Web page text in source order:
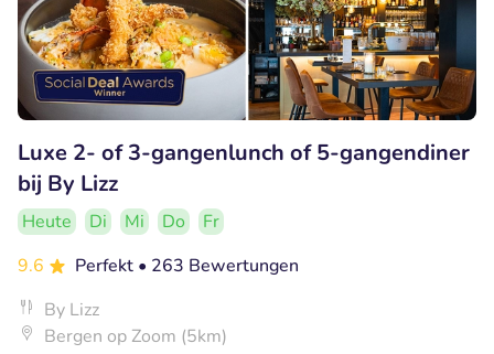
Luxe 2- of 3-gangenlunch of 5-gangendiner
bij By Lizz
Heute Di Mi Do
Fr
9.6
Perfekt • 263 Bewertungen
By Lizz
Bergen op Zoom (5km)